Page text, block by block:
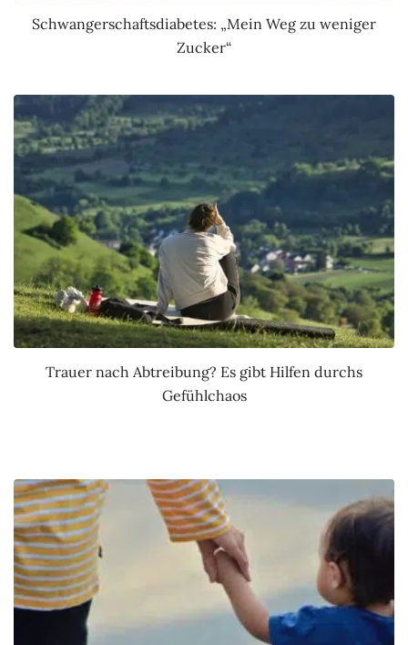
Schwangerschaftsdiabetes: „Mein Weg zu weniger
Zucker“
Trauer nach Abtreibung? Es gibt Hilfen durchs
Gefühlchaos